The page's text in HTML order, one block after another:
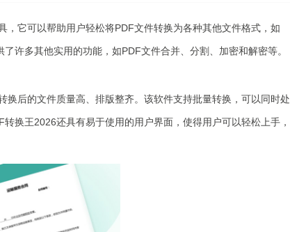
，它可以帮助用户轻松将PDF文件转换为各种其他文件格式，如
许多其他实用的功能，如PDF文件合并、分割、加密和解密等。
换后的文件质量高、排版整齐。该软件支持批量转换，可以同时处
换王2026还具有易于使用的用户界面，使得用户可以轻松上手，